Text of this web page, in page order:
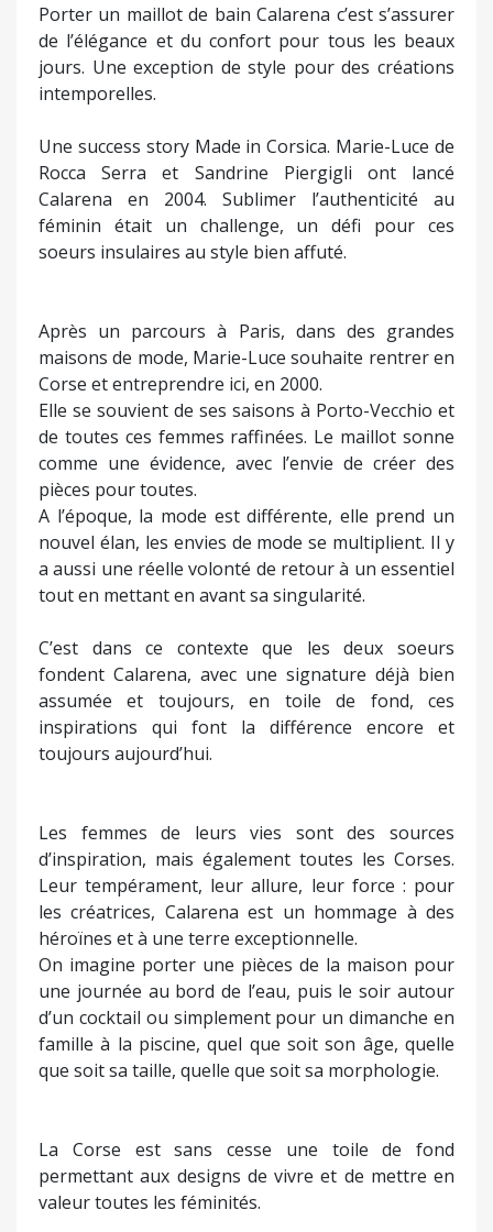
Porter un maillot de bain Calarena c’est s’assurer
de l’élégance et du confort pour tous les beaux
jours. Une exception de style pour des créations
intemporelles.
Une success story Made in Corsica. Marie-Luce de
Rocca Serra et Sandrine Piergigli ont lancé
Calarena en 2004. Sublimer l’authenticité au
féminin était un challenge, un défi pour ces
soeurs insulaires au style bien affuté.
Après un parcours à Paris, dans des grandes
maisons de mode, Marie-Luce souhaite rentrer en
Corse et entreprendre ici, en 2000.
Elle se souvient de ses saisons à Porto-Vecchio et
de toutes ces femmes raffinées. Le maillot sonne
comme une évidence, avec l’envie de créer des
pièces pour toutes.
A l’époque, la mode est différente, elle prend un
nouvel élan, les envies de mode se multiplient. Il y
a aussi une réelle volonté de retour à un essentiel
tout en mettant en avant sa singularité.
C’est dans ce contexte que les deux soeurs
fondent Calarena, avec une signature déjà bien
assumée et toujours, en toile de fond, ces
inspirations qui font la différence encore et
toujours aujourd’hui.
Les femmes de leurs vies sont des sources
d’inspiration, mais également toutes les Corses.
Leur tempérament, leur allure, leur force : pour
les créatrices, Calarena est un hommage à des
héroïnes et à une terre exceptionnelle.
On imagine porter une pièces de la maison pour
une journée au bord de l’eau, puis le soir autour
d’un cocktail ou simplement pour un dimanche en
famille à la piscine, quel que soit son âge, quelle
que soit sa taille, quelle que soit sa morphologie.
La Corse est sans cesse une toile de fond
permettant aux designs de vivre et de mettre en
valeur toutes les féminités.